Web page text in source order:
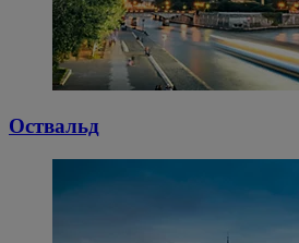
Оствальд